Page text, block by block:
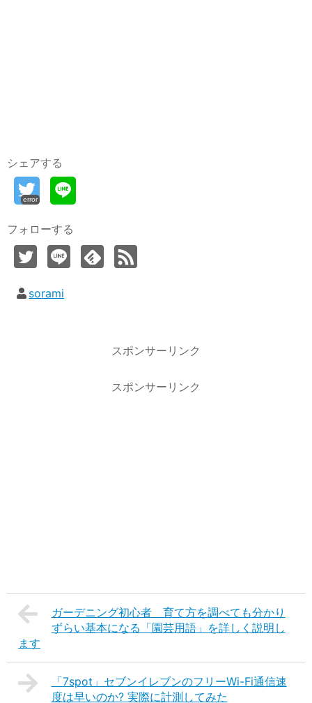
シェアする
error
フォローする
sorami
スポンサーリンク
スポンサーリンク
ガーデニング初心者 育て方を調べても分かり
ずらい基本になる「園芸用語」を詳しく説明し
ます
「7spot」セブンイレブンのフリーWi-Fi通信速
度は早いのか? 実際に計測してみた